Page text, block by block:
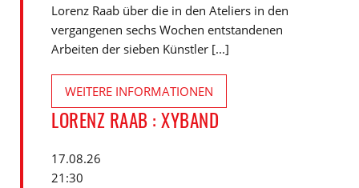
Lorenz Raab über die in den Ateliers in den
vergangenen sechs Wochen entstandenen
Arbeiten der sieben Künstler [...]
WEITERE INFORMATIONEN
LORENZ RAAB : XYBAND
17.08.26
21:30